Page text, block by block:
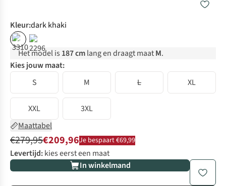
Kleur:dark khaki
% %
Het model is 187 cmlang en draagt maatM.
Kies jouw maat:
S
M L XL
XXL
3XL
Maattabel
€279,95€209,96Je bespaart €69,99
Levertijd:kies eerst een maat
In winkelmand